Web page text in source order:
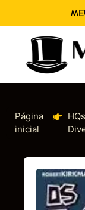
Página
inicial
HQs